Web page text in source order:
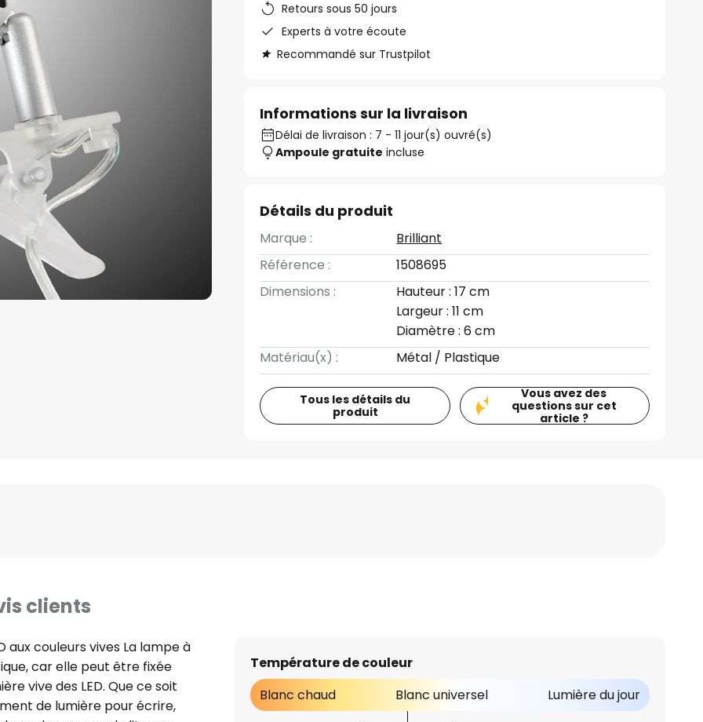
Retours sous 50 jours
Experts à votre écoute
Recommandé sur Trustpilot
Informations sur la livraison
Délai de livraison : 7 - 11 jour(s) ouvré(s)
Ampoule gratuite incluse
Détails du produit
Marque :
Brilliant
Référence :
1508695
Dimensions :
Hauteur : 17 cm
Largeur : 11 cm
Diamètre : 6 cm
Matériau(x) :
Métal / Plastique
Tous les détails du
produit
Vous avez des
questions sur cet
article ?
clients
aux couleurs vives La lampe à
car elle peut être fixée
vive des LED. Que ce soit
de lumière pour écrire,
Température de couleur
Blanc chaud
Blanc universel Lumière du jour